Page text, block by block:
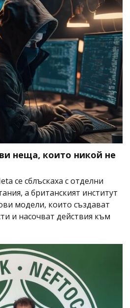
неща, които никой не
се сблъскаха с отделни
а британският институт
модели, които създават
и насочват действия към